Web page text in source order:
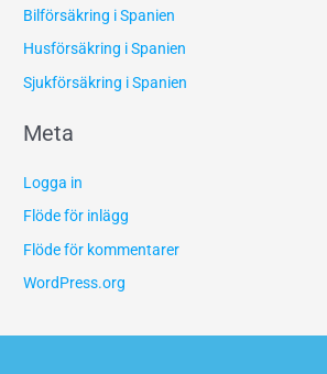
Bilförsäkring i Spanien
Husförsäkring i Spanien
Sjukförsäkring i Spanien
Meta
Logga in
Flöde för inlägg
Flöde för kommentarer
WordPress.org